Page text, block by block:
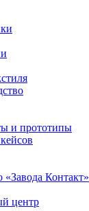
и прототипы
«Завода Контакт»
центр